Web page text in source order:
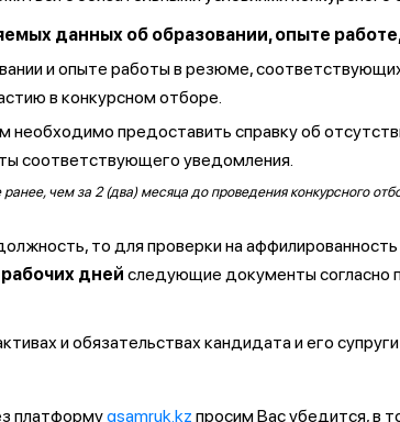
данных об образовании, опыте
и опыте работы в резюме,
в конкурсном отборе.
предоставить справку об
соответствующего уведомления.
чем за 2 (два) месяца до проведения конкурсного
то для проверки на
дней следующие документы согласно
и обязательствах кандидата и его супруги
платформуqsamruk.kz просим Вас убедится, в